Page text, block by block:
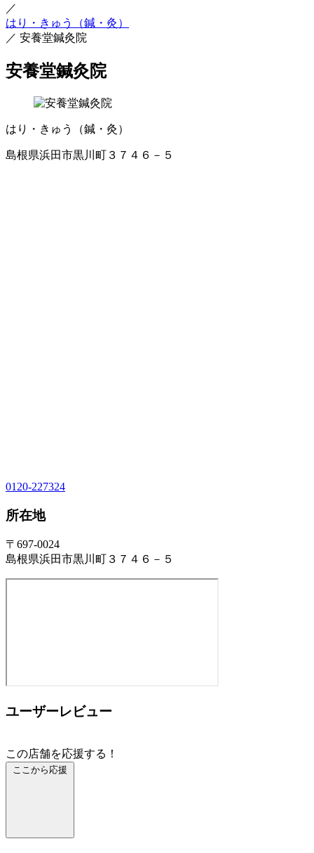
／
はり・きゅう（鍼・灸）
／ 安養堂鍼灸院
安養堂鍼灸院
はり・きゅう（鍼・灸）
島根県浜田市黒川町３７４６－５
0120-227324
所在地
〒697-0024
島根県浜田市黒川町３７４６－５
ユーザーレビュー
この店舗を応援する！
ここから応援